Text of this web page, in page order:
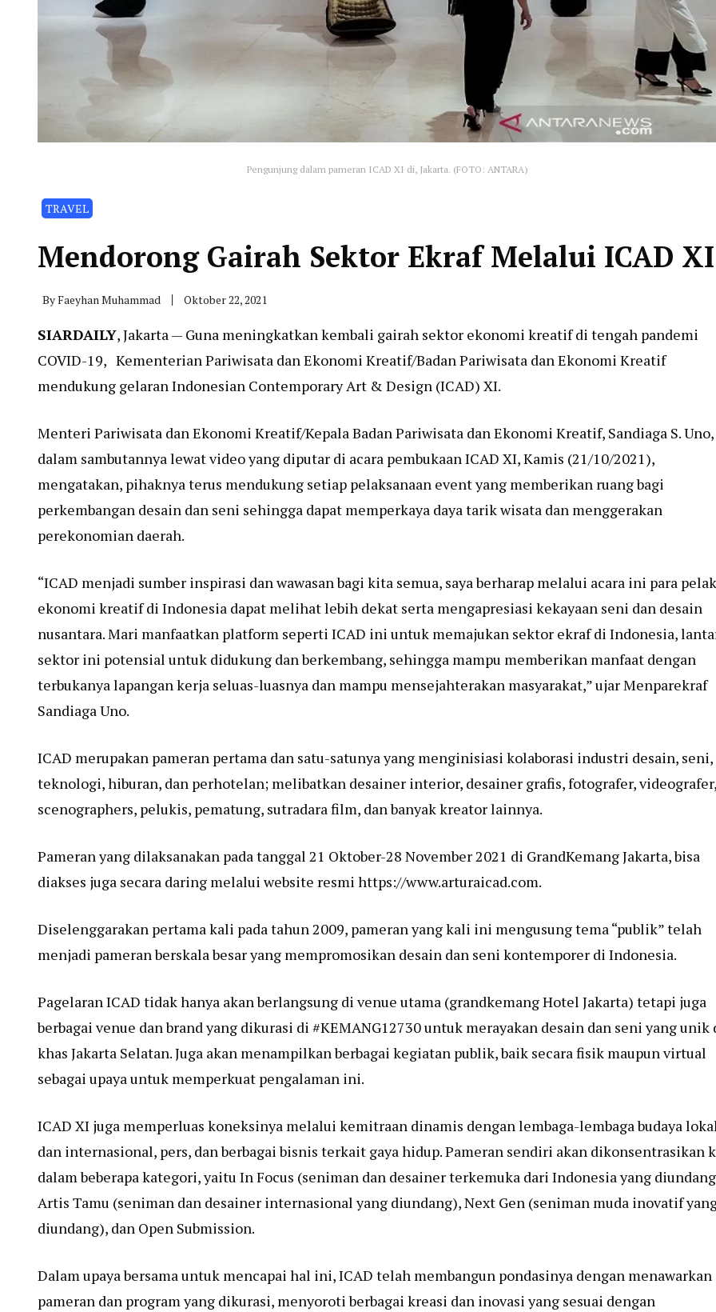
Pengunjung dalam pameran ICAD XI di, Jakarta. (FOTO: ANTARA)
TRAVEL
Mendorong Gairah Sektor Ekraf Melalui ICAD XI
ByFaeyhan Muhammad Oktober 22, 2021
SIARDAILY, Jakarta — Guna meningkatkan kembali gairah sektor ekonomi kreatif di tengah pandemi
COVID-19, Kementerian Pariwisata dan Ekonomi Kreatif/Badan Pariwisata dan Ekonomi Kreatif
mendukung gelaran Indonesian Contemporary Art & Design (ICAD) XI.
Menteri Pariwisata dan Ekonomi Kreatif/Kepala Badan Pariwisata dan Ekonomi Kreatif, Sandiaga S. Uno,
dalam sambutannya lewat video yang diputar di acara pembukaan ICAD XI, Kamis (21/10/2021),
mengatakan, pihaknya terus mendukung setiap pelaksanaan event yang memberikan ruang bagi
perkembangan desain dan seni sehingga dapat memperkaya daya tarik wisata dan menggerakan
perekonomian daerah.
“ICAD menjadi sumber inspirasi dan wawasan bagi kita semua, saya berharap melalui acara ini para
ekonomi kreatif di Indonesia dapat melihat lebih dekat serta mengapresiasi kekayaan seni dan desain
nusantara. Mari manfaatkan platform seperti ICAD ini untuk memajukan sektor ekraf di Indonesia,
sektor ini potensial untuk didukung dan berkembang, sehingga mampu memberikan manfaat dengan
terbukanya lapangan kerja seluas-luasnya dan mampu mensejahterakan masyarakat,” ujar Menparekraf
Sandiaga Uno.
ICAD merupakan pameran pertama dan satu-satunya yang menginisiasi kolaborasi industri desain, seni,
teknologi, hiburan, dan perhotelan; melibatkan desainer interior, desainer grafis, fotografer, videografer,
scenographers, pelukis, pematung, sutradara film, dan banyak kreator lainnya.
Pameran yang dilaksanakan pada tanggal 21 Oktober-28 November 2021 di GrandKemang Jakarta, bisa
diakses juga secara daring melalui website resmi https://www.arturaicad.com.
Diselenggarakan pertama kali pada tahun 2009, pameran yang kali ini mengusung tema “publik” telah
menjadi pameran berskala besar yang mempromosikan desain dan seni kontemporer di Indonesia.
Pagelaran ICAD tidak hanya akan berlangsung di venue utama (grandkemang Hotel Jakarta) tetapi juga
berbagai venue dan brand yang dikurasi di #KEMANG12730 untuk merayakan desain dan seni yang unik
khas Jakarta Selatan. Juga akan menampilkan berbagai kegiatan publik, baik secara fisik maupun virtual
sebagai upaya untuk memperkuat pengalaman ini.
ICAD XI juga memperluas koneksinya melalui kemitraan dinamis dengan lembaga-lembaga budaya
dan internasional, pers, dan berbagai bisnis terkait gaya hidup. Pameran sendiri akan dikonsentrasikan
dalam beberapa kategori, yaitu In Focus (seniman dan desainer terkemuka dari Indonesia yang
Artis Tamu (seniman dan desainer internasional yang diundang), Next Gen (seniman muda inovatif
diundang), dan Open Submission.
Dalam upaya bersama untuk mencapai hal ini, ICAD telah membangun pondasinya dengan menawarkan
pameran dan program yang dikurasi, menyoroti berbagai kreasi dan inovasi yang sesuai dengan